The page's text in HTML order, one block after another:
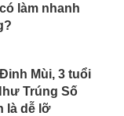
làm nhanh
Mùi, 3 tuổi
Trúng Số
là dễ lỡ